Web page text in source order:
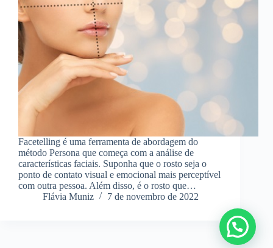
Facetelling é uma ferramenta de abordagem do
método Persona que começa com a análise de
características faciais. Suponha que o rosto seja o
ponto de contato visual e emocional mais perceptível
com outra pessoa. Além disso, é o rosto que…
Flávia Muniz
7 de novembro de 2022